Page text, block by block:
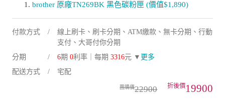
brother 原廠TN269BK 黑色碳粉匣 (價值$1,890)
付款方式
線上刷卡、刷卡分期、ATM繳款、無卡分期、行動
支付、大哥付你分期
分期
6期 0利率｜每期 3316元 ▼ 更多
配送方式
宅配
22900 19900